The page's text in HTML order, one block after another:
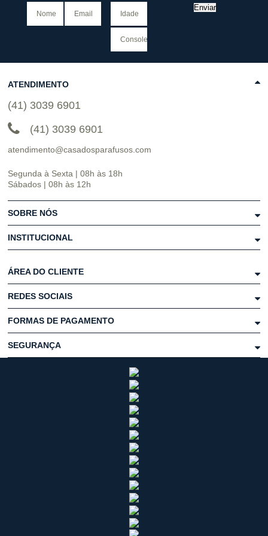
Enviar
ATENDIMENTO
(41) 3039 6901
(41) 3039 6901
atendimento@casadosparafusos.com
Segunda à Sexta | 08h às 18h
Sábados | 08h às 12h
SOBRE NÓS
INSTITUCIONAL
ÁREA DO CLIENTE
REDES SOCIAIS
FORMAS DE PAGAMENTO
SEGURANÇA